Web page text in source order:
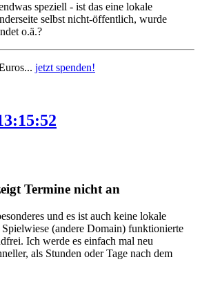
speziell - ist das eine lokale
selbst nicht-öffentlich, wurde
o.ä.?
uros... jetzt spenden!
Termine nicht an
und es ist auch keine lokale
(andere Domain) funktionierte
Ich werde es einfach mal neu
als Stunden oder Tage nach dem